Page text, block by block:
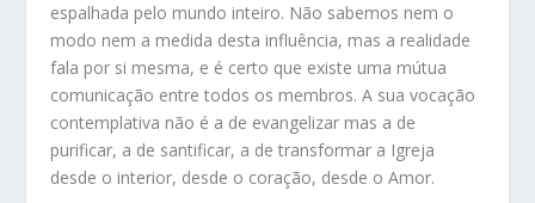
espalhada pelo mundo inteiro. Não sabemos nem o
modo nem a medida desta influência, mas a realidade
fala por si mesma, e é certo que existe uma mútua
comunicação entre todos os membros. A sua vocação
contemplativa não é a de evangelizar mas a de
purificar, a de santificar, a de transformar a Igreja
desde o interior, desde o coração, desde o Amor.